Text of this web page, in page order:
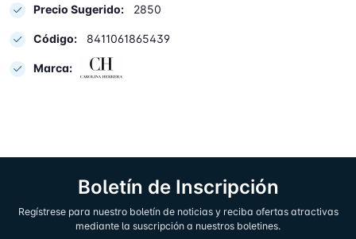
Precio Sugerido: 2850
Código: 8411061865439
Marca:
Boletín de Inscripción
Regístrese para nuestro boletín de noticias y reciba ofertas atractivas
mediante la suscripción a nuestros boletines.